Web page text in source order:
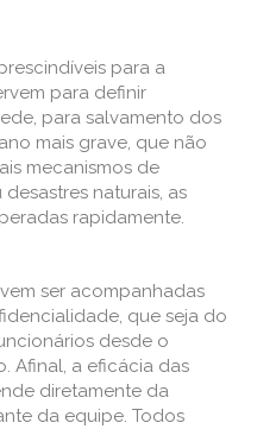
para a
para definir
para salvamento dos
mais grave, que não
mecanismos de
naturais, as
rapidamente.
ser acompanhadas
que seja do
desde o
Afinal, a eficácia das
diretamente da
da equipe. Todos